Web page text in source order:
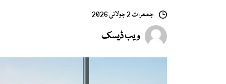
جمعرات 2 جولائی 2026
ویب ڈیسک